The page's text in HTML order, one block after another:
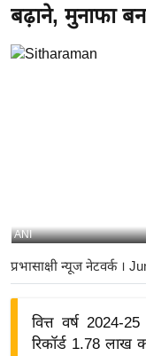
ख
र
ष्ट्री
बि
बढ़ाने, मुनाफा
ANI
प्रभासाक्षी न्यूज नेटवर्क।
वित्त वर्ष 2024-
रिकॉर्ड 1.78 लाख